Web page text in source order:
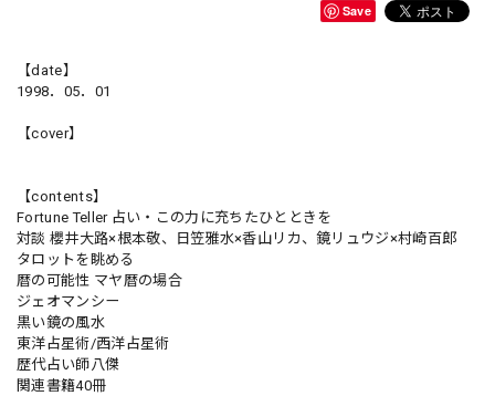
Save
【date】
1998．05．01
【cover】
【contents】
Fortune Teller 占い・この力に充ちたひとときを
対談 櫻井大路×根本敬、日笠雅水×香山リカ、鏡リュウジ×村崎百郎
タロットを眺める
暦の可能性 マヤ暦の場合
ジェオマンシー
黒い鏡の風水
東洋占星術/西洋占星術
歴代占い師八傑
関連書籍40冊